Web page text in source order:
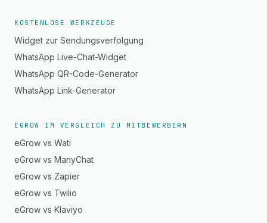
KOSTENLOSE WERKZEUGE
Widget zur Sendungsverfolgung
WhatsApp Live-Chat-Widget
WhatsApp QR-Code-Generator
WhatsApp Link-Generator
EGROW IM VERGLEICH ZU MITBEWERBERN
eGrow vs Wati
eGrow vs ManyChat
eGrow vs Zapier
eGrow vs Twilio
eGrow vs Klaviyo